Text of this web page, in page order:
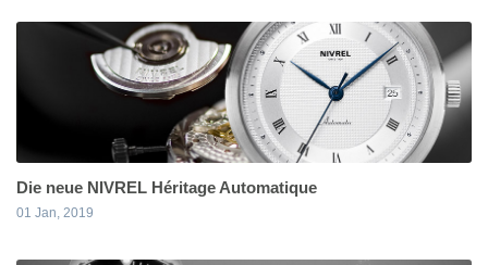
Die neue NIVREL Héritage Automatique
01 Jan, 2019